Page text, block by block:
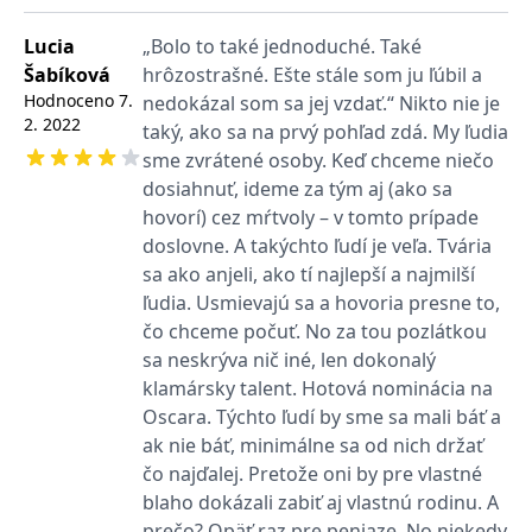
Lucia
Šabíková
Hodnoceno 7.
2. 2022
„Bolo to také jednoduché. Také
hrôzostrašné. Ešte stále som ju ľúbil a
nedokázal som sa jej vzdať.“ Nikto nie je
taký, ako sa na prvý pohľad zdá. My ľudia
sme zvrátené osoby. Keď chceme niečo
dosiahnuť, ideme za tým aj (ako sa
hovorí) cez mŕtvoly – v tomto prípade
doslovne. A takýchto ľudí je veľa. Tvária
sa ako anjeli, ako tí najlepší a najmilší
ľudia. Usmievajú sa a hovoria presne to,
čo chceme počuť. No za tou pozlátkou
sa neskrýva nič iné, len dokonalý
klamársky talent. Hotová nominácia na
Oscara. Týchto ľudí by sme sa mali báť a
ak nie báť, minimálne sa od nich držať
čo najďalej. Pretože oni by pre vlastné
blaho dokázali zabiť aj vlastnú rodinu. A
www.grada.cz
zachovává
návštěvníka
napříč
požadavky na
stránku.
Provider /
Doména
Vyprší Popis
_ga_1BHJWLJRRB .grada.cz
1 rok
1
měsíc
Tento soubor cookie
nastavuje Google
Analytics. Ukládá a
aktualizuje jedinečnou
hodnotu pro každou
navštívenou stránku a
slouží k počítání a
sledování zobrazení
stránek.
Google LLC
.grada.cz
1 rok
1
Tento název souboru
cookie je spojen s Google
je významná aktualizace
běžněji používané
analytické služby Google.
Tento soubor cookie se
Provider /
Vyprší Popis
www.clarity.ms 1 rok
Tento soubor cookie je
obvykle nastaven
společností Dstillery, aby
umožnil sdílení
mediálního obsahu na
sociálních médiích. Může
také shromažďovat
informace o
návštěvnících webových
stránek, když používají
sociální média ke sdílení
obsahu webových
stránek z navštívené
stránky.
Provider /
Doména
Vyprší Popis
CMSCurrentTheme www.grada.cz 1 den
Nastaveno Kentico
CMS. Uloží název
aktuálního
vizuálního motivu
pro zajištění
správného vzhledu
dialogových oken.
CMSPreferredCulture
Kentiko
Software LLC
www.grada.cz
1 rok
Nastaveno Kentico
CMS k identifikaci
jazyka stránky,
ukládá kombinaci
Provider /
Doména
Vyprší
.grada.cz 1 rok
###
Luigisbox???
.grada.cz
dg.incomaker.com
1 rok 1
měsíc
p##5ab4aa50-94d3-4afb-
9668-9ccd17850001
měsíc
receive-cookie-deprecation
.doubleclick.net
6 měsíců
.capig.stape.cloud
_hjSession_3630783
.grada.cz
30 minut